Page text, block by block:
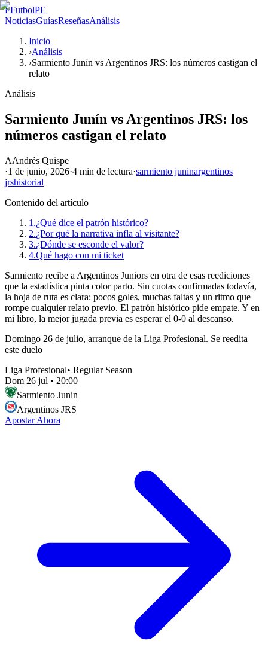
FFutbolPE
NoticiasGuíasReseñasAnálisis
Inicio
›Análisis
›Sarmiento Junín vs Argentinos JRS: los números castigan el
relato
Análisis
Sarmiento Junín vs Argentinos JRS: los
números castigan el relato
AAndrés Quispe
·1 de junio, 2026·4 min de lectura·sarmiento juninargentinos
jrshistorial
Contenido del artículo
1.¿Qué dice el patrón histórico?
2.¿Por qué la narrativa infla al visitante?
3.¿Dónde se esconde el valor?
4.Qué hago con mi ticket
Sarmiento recibe a Argentinos Juniors en otra de esas reediciones
que la estadística pinta color parto. Sin cuotas confirmadas todavía,
la hoja de ruta es clara: pocos goles, muchas faltas y un ritmo que
rompe cualquier relato previo. El patrón histórico pide empate. Y en
mi libro, la mejor jugada previa es esperar el 0‑0 al descanso.
Domingo 26 de julio, arranque de la Liga Profesional. Se reedita
este duelo
Liga Profesional• Regular Season
Dom 26 jul • 20:00
Sarmiento Junin
Argentinos JRS
Apostar Ahora